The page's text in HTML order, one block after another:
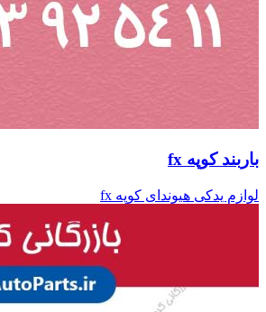
باربند کوپه fx
لوازم یدکی هیوندای کوپه fx